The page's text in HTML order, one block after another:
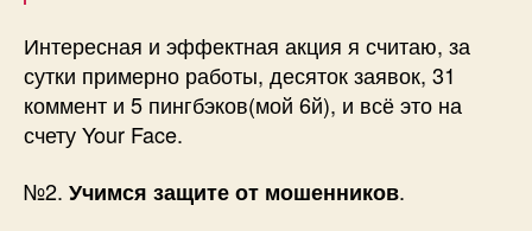
Интересная и эффектная акция я считаю, за
сутки примерно работы, десяток заявок, 31
коммент и 5 пингбэков(мой 6й), и всё это на
счету Your Face.
№2. Учимся защите от мошенников.